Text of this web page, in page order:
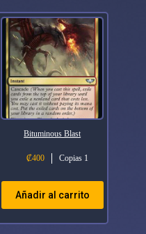
Bituminous Blast
₡400 Copias 1
Añadir al carrito